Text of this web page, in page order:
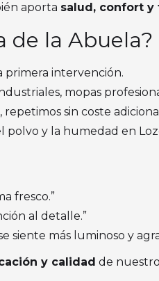
aporta salud, confort y
de la Abuela?
primera intervención.
mopas
sin coste
polvo y la humedad en
fresco.”
al detalle.”
siente más luminoso y
y calidad de